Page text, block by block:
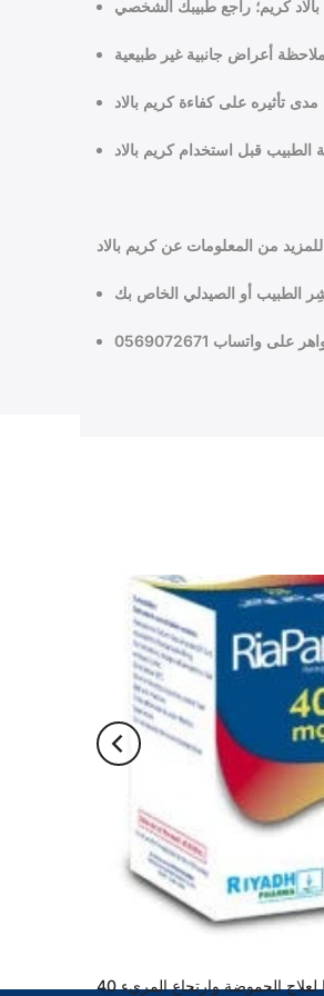
للمزيد من المعلومات عن كريم بالاد
ريا بانتا لعلاج الحموضة وارتجاع المريء 40